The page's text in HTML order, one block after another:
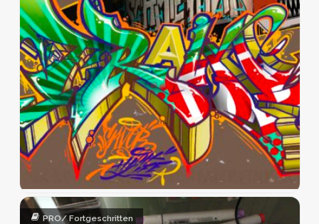
PRO/ Fortgeschritten